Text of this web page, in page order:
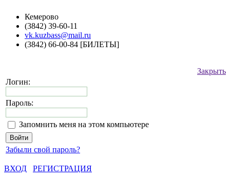
Кемерово
(3842) 39-60-11
vk.kuzbass@mail.ru
(3842) 66-00-84 [БИЛЕТЫ]
Закрыть
Логин:
Пароль:
Запомнить меня на этом компьютере
Забыли свой пароль?
ВХОД
РЕГИСТРАЦИЯ